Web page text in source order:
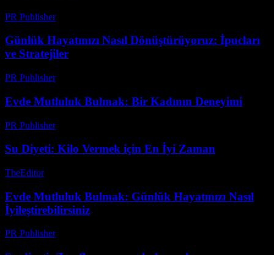
PR Publisher-
Günlük Hayatınızı Nasıl Dönüştürüyoruz: İpucları
ve Stratejiler
PR Publisher-
Evde Mutluluk Bulmak: Bir Kadının Deneyimi
PR Publisher-
Su Diyeti: Kilo Vermek için En İyi Zaman
TheEditor-
Evde Mutluluk Bulmak: Günlük Hayatınızı Nasıl
İyileştirebilirsiniz
PR Publisher-